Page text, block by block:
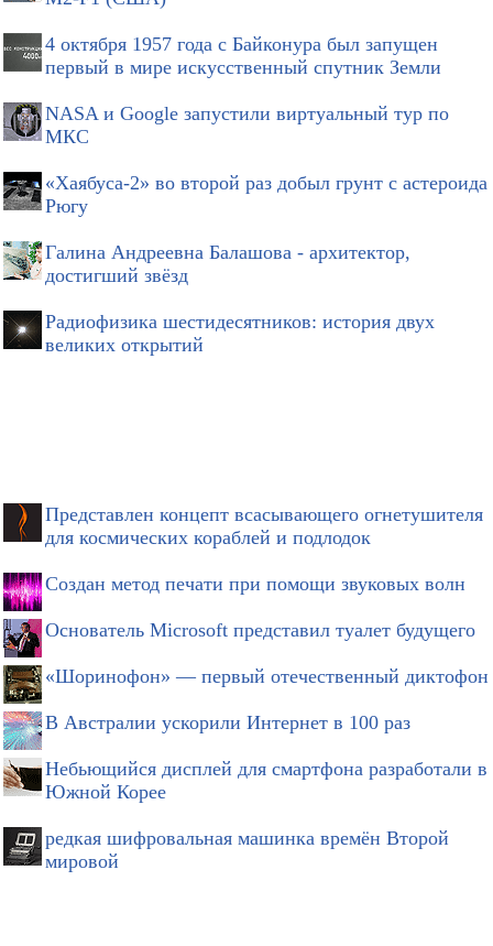
4 октября 1957 года с Байконура был запущен
первый в мире искусственный спутник Земли
NASA и Google запустили виртуальный тур по
МКС
«Хаябуса-2» во второй раз добыл грунт с астероида
Рюгу
Галина Андреевна Балашова - архитектор,
достигший звёзд
Радиофизика шестидесятников: история двух
великих открытий
Представлен концепт всасывающего огнетушителя
для космических кораблей и подлодок
Создан метод печати при помощи звуковых волн
Основатель Microsoft представил туалет будущего
«Шоринофон» — первый отечественный диктофон
В Австралии ускорили Интернет в 100 раз
Небьющийся дисплей для смартфона разработали в
Южной Корее
редкая шифровальная машинка времён Второй
мировой